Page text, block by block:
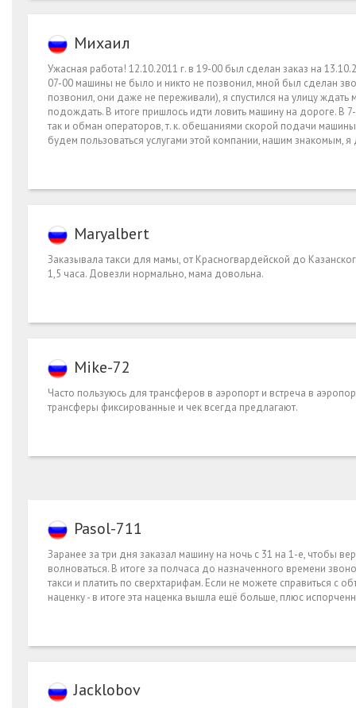
Михаил
Ужасная работа! 12.10.2011 г. в 19-00 был сделан заказ на
07-00 машины не было и никто не позвонил, мной был сделан
позвонил, они даже не переживали), я спустился на улицу
подождать. В итоге пришлось идти ловить машину на дороге. В
так и обман операторов, т. к. обещаниями скорой подачи
будем пользоваться услугами этой компании, нашим знакомым,
Maryalbert
Заказывала такси для мамы, от Красногвардейской до
1,5 часа. Довезли нормально, мама довольна.
Mike-72
Часто пользуюсь для трансферов в аэропорт и встреча в
трансферы фиксированные и чек всегда предлагают.
Pasol-711
Заранее за три дня заказал машину на ночь с 31 на 1-е, чтобы
волноваться. В итоге за полчаса до назначенного времени
такси и платить по сверхтарифам. Если не можете справиться
наценку - в итоге эта наценка вышла ещё больше, плюс
Jacklobov